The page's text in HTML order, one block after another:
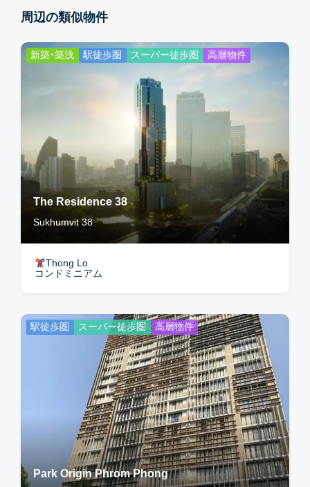
周辺の類似物件
新築・築浅 駅徒歩圏 スーパー徒歩圏 高層物件
The Residence 38
Sukhumvit 38
Thong Lo
コンドミニアム
駅徒歩圏 スーパー徒歩圏 高層物件
Park Origin Phrom Phong